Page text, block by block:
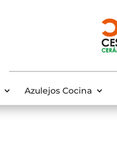
Azulejos Cocina